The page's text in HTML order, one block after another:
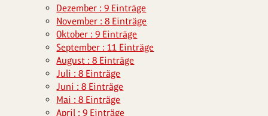
Dezember : 9 Einträge
November : 8 Einträge
Oktober : 9 Einträge
September : 11 Einträge
August : 8 Einträge
Juli : 8 Einträge
Juni : 8 Einträge
Mai : 8 Einträge
April : 9 Einträge